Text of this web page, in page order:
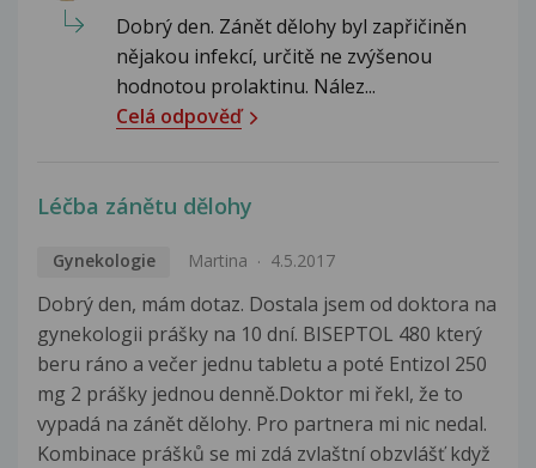
Dobrý den. Zánět dělohy byl zapřičiněn
nějakou infekcí, určitě ne zvýšenou
hodnotou prolaktinu. Nález...
Celá odpověď
Léčba zánětu dělohy
Gynekologie Martina 4.5.2017
Dobrý den, mám dotaz. Dostala jsem od doktora na
gynekologii prášky na 10 dní. BISEPTOL 480 který
beru ráno a večer jednu tabletu a poté Entizol 250
mg 2 prášky jednou denně.Doktor mi řekl, že to
vypadá na zánět dělohy. Pro partnera mi nic nedal.
Kombinace prášků se mi zdá zvlaštní obzvlášť když